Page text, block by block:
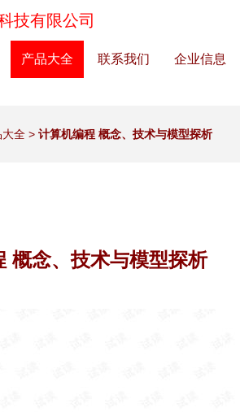
技有限公司
产品大全 联系我们 企业信息
大全 > 计算机编程 概念、技术与模型探析
概念、技术与模型探析